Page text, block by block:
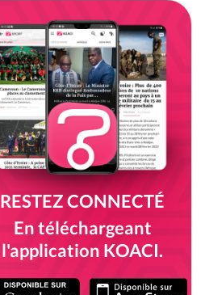
RESTEZ CONNECTÉ
En téléchargeant
l'application KOACI.